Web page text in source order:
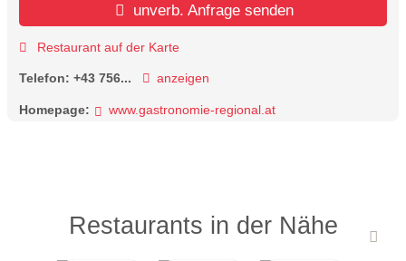
unverb. Anfrage senden
Restaurant auf der Karte
Telefon: +43 756... anzeigen
Homepage: www.gastronomie-regional.at
Restaurants in der Nähe